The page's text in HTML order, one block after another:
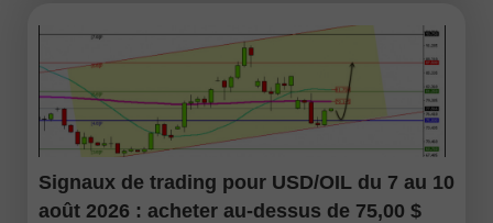
Signaux de trading pour USD/OIL du 7 au 10
août 2026 : acheter au-dessus de 75,00 $